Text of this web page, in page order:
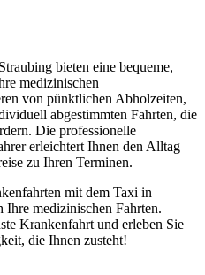
bieten eine bequeme,
medizinischen
von pünktlichen Abholzeiten,
abgestimmten Fahrten, die
Die professionelle
erleichtert Ihnen den Alltag
zu Ihren Terminen.
mit dem Taxi in
Ihre medizinischen Fahrten.
Krankenfahrt und erleben Sie
die Ihnen zusteht!